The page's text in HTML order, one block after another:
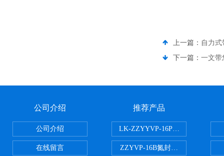
上一篇： 自力
下一篇： 一文带
公司介绍
公司介绍
在线留言
推荐产品
LK-ZZYYVP-16P不锈钢氮封阀
ZZYVP-16B氮封供氮阀